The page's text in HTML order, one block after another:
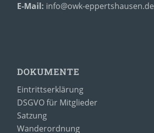
E-Mail: info@owk-eppertshausen.de
DOKUMENTE
Eintrittserklärung
DSGVO für Mitglieder
Satzung
Wanderordnung